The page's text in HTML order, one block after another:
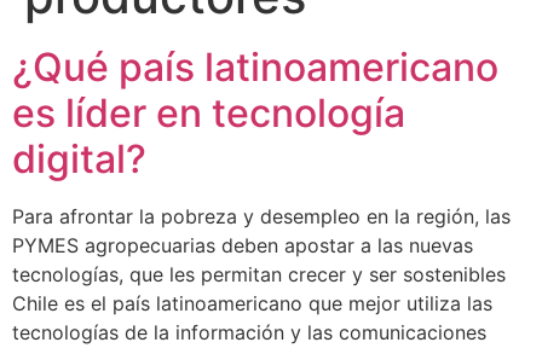
¿Qué país latinoamericano
es líder en tecnología
digital?
Para afrontar la pobreza y desempleo en la región, las
PYMES agropecuarias deben apostar a las nuevas
tecnologías, que les permitan crecer y ser sostenibles
Chile es el país latinoamericano que mejor utiliza las
tecnologías de la información y las comunicaciones